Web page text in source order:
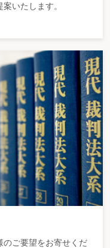
いたします。
のご要望をお寄せくだ